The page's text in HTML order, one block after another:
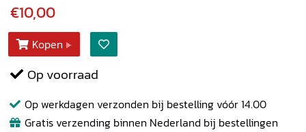
€10,00
Kopen
Op voorraad
Op werkdagen verzonden bij bestelling vóór 14.00
Gratis verzending binnen Nederland bij bestellingen